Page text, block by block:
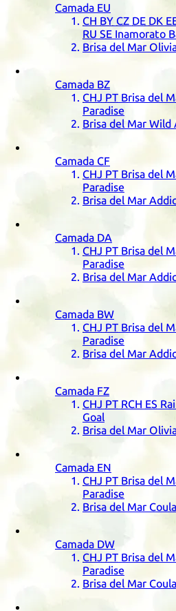
Camada EU
CH BY CZ DE DK
RU SE Inamorato
Brisa del Mar
Camada BZ
CHJ PT Brisa del
Paradise
Brisa del Mar Wild
Camada CF
CHJ PT Brisa del
Paradise
Brisa del Mar
Camada DA
CHJ PT Brisa del
Paradise
Brisa del Mar
Camada BW
CHJ PT Brisa del
Paradise
Brisa del Mar
Camada FZ
CHJ PT RCH ES
Goal
Brisa del Mar
Camada EN
CHJ PT Brisa del
Paradise
Brisa del Mar
Camada DW
CHJ PT Brisa del
Paradise
Brisa del Mar